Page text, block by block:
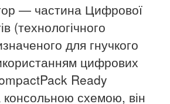
— частина Цифрової
(технологічного
для гнучкого
цифрових
Ready
консольною схемою, він